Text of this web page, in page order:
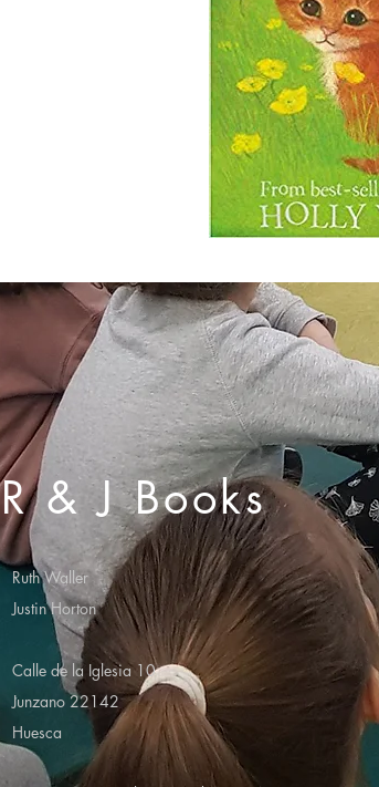
R & J Books
Ruth Waller
Justin Horton
Calle de la Iglesia 10
Junzano 22142
Huesca